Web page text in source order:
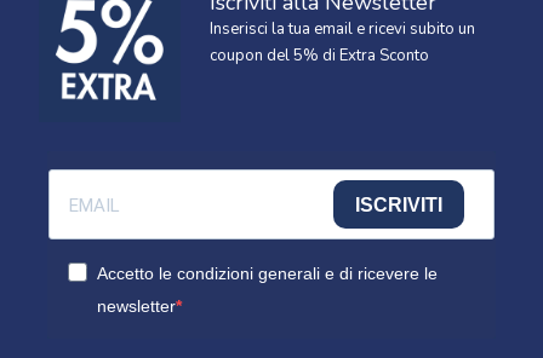
Inserisci la tua email e ricevi subito un
coupon del 5% di Extra Sconto
ISCRIVITI
Accetto le condizioni generali e di ricevere le
newsletter